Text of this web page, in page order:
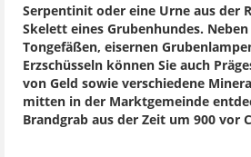
Serpentinit oder eine Urne aus der
Skelett eines Grubenhundes.
Tongefäßen, eisernen
Erzschüsseln können Sie auch
von Geld sowie verschiedene
mitten in der Marktgemeinde
Brandgrab aus der Zeit um 900 vor